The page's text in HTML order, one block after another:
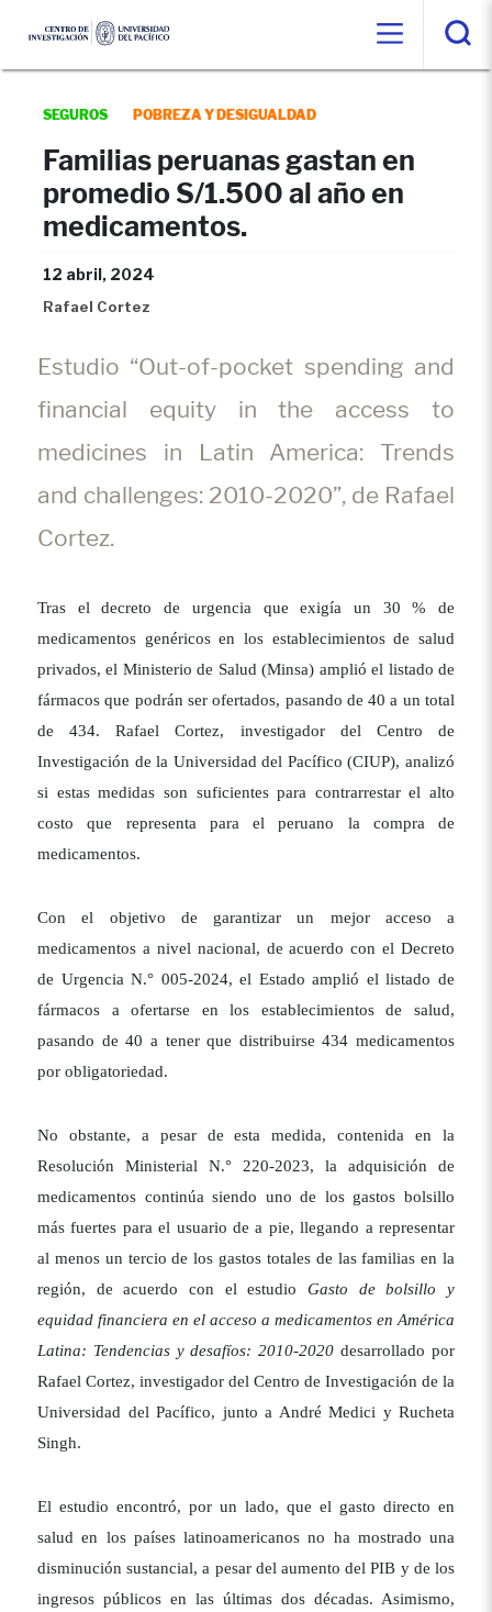
SEGUROS POBREZA Y DESIGUALDAD
Familias peruanas gastan en
promedio S/1.500 al año en
medicamentos.
12 abril, 2024
Rafael Cortez
Estudio “Out-of-pocket spending and
financial equity in the access to
medicines in Latin America: Trends
and challenges: 2010-2020”, de Rafael
Cortez.
Tras el decreto de urgencia que exigía un 30 % de
medicamentos genéricos en los establecimientos de salud
privados, el Ministerio de Salud (Minsa) amplió el listado de
fármacos que podrán ser ofertados, pasando de 40 a un total
de 434. Rafael Cortez, investigador del Centro de
Investigación de la Universidad del Pacífico (CIUP), analizó
si estas medidas son suficientes para contrarrestar el alto
costo que representa para el peruano la compra de
medicamentos.
Con el objetivo de garantizar un mejor acceso a
medicamentos a nivel nacional, de acuerdo con el Decreto
de Urgencia N.° 005-2024, el Estado amplió el listado de
fármacos a ofertarse en los establecimientos de salud,
pasando de 40 a tener que distribuirse 434 medicamentos
por obligatoriedad.
No obstante, a pesar de esta medida, contenida en la
Resolución Ministerial N.° 220-2023, la adquisición de
medicamentos continúa siendo uno de los gastos bolsillo
más fuertes para el usuario de a pie, llegando a representar
al menos un tercio de los gastos totales de las familias en la
región, de acuerdo con el estudio Gasto de bolsillo y
equidad financiera en el acceso a medicamentos en América
Latina: Tendencias y desafíos: 2010-2020 desarrollado por
Rafael Cortez, investigador del Centro de Investigación de la
Universidad del Pacífico, junto a André Medici y Rucheta
Singh.
El estudio encontró, por un lado, que el gasto directo en
salud en los países latinoamericanos no ha mostrado una
disminución sustancial, a pesar del aumento del PIB y de los
ingresos públicos en las últimas dos décadas. Asimismo,